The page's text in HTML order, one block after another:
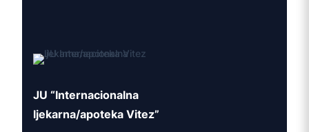
JU “Internacionalna
ljekarna/apoteka Vitez”